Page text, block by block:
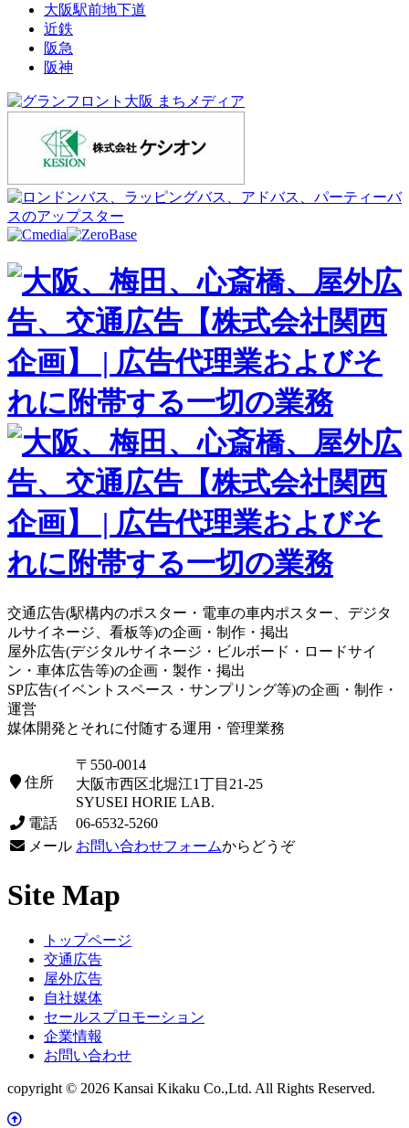
大阪駅前地下道
近鉄
阪急
阪神
交通広告(駅構内のポスター・電車の車内ポスター、デジタ
ルサイネージ、看板等)の企画・制作・掲出
屋外広告(デジタルサイネージ・ビルボード・ロードサイ
ン・車体広告等)の企画・製作・掲出
SP広告(イベントスペース・サンプリング等)の企画・制作・
運営
媒体開発とそれに付随する運用・管理業務
住所
〒550-0014
大阪市西区北堀江1丁目21-25
SYUSEI HORIE LAB.
電話
06-6532-5260
メール お問い合わせフォームからどうぞ
Site Map
トップページ
交通広告
屋外広告
自社媒体
セールスプロモーション
企業情報
お問い合わせ
copyright © 2026 Kansai Kikaku Co.,Ltd. All Rights Reserved.